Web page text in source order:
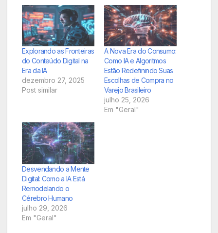
Explorando as Fronteiras
do Conteúdo Digital na
Era da IA
dezembro 27, 2025
Post similar
A Nova Era do Consumo:
Como IA e Algoritmos
Estão Redefinindo Suas
Escolhas de Compra no
Varejo Brasileiro
julho 25, 2026
Em "Geral"
Desvendando a Mente
Digital: Como a IA Está
Remodelando o
Cérebro Humano
julho 29, 2026
Em "Geral"